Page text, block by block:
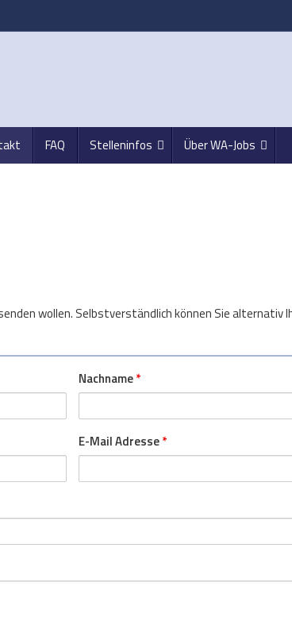
FAQ Stelleninfos Über WA-Jobs
wollen. Selbstverständlich können Sie alternativ
Nachname*
E-Mail Adresse*